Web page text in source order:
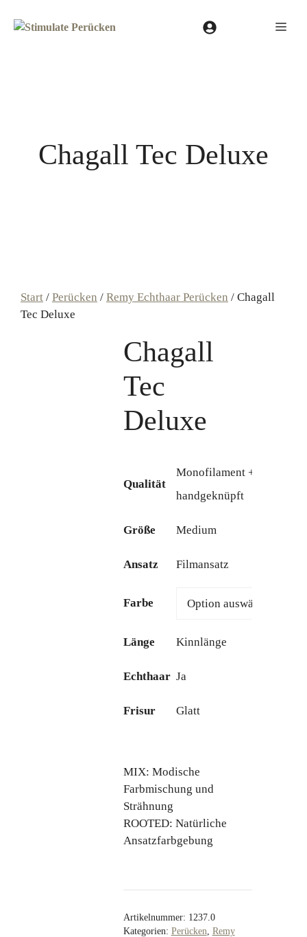
Inhalt
Chagall Tec Deluxe
Start / Perücken / Remy Echthaar Perücken / Chagall
Tec Deluxe
Chagall
Tec
Deluxe
Qualität
Monofilament + 100%
handgeknüpft
Größe Medium
Ansatz Filmansatz
Farbe
Länge Kinnlänge
Echthaar Ja
Frisur Glatt
MIX: Modische
Farbmischung und
Strähnung
ROOTED: Natürliche
Ansatzfarbgebung
Artikelnummer: 1237.0
Kategorien: Perücken, Remy